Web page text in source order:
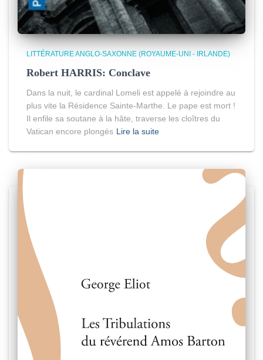
LITTÉRATURE ANGLO-SAXONNE (ROYAUME-UNI - IRLANDE)
Robert HARRIS: Conclave
Dans la nuit, le cardinal Lomeli est appelé à rejoindre au
plus vite la Résidence Sainte-Marthe. Le pape est mort !
Il enfile sa soutane à la hâte, traverse les cloîtres du
Vatican encore plongés Lire la suite